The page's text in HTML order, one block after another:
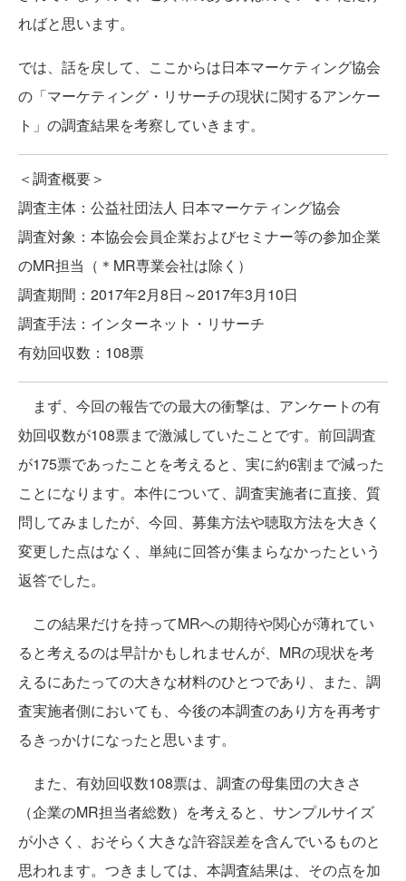
ればと思います。
では、話を戻して、ここからは日本マーケティング協会
の「マーケティング・リサーチの現状に関するアンケー
ト」の調査結果を考察していきます。
＜調査概要＞
調査主体：公益社団法人 日本マーケティング協会
調査対象：本協会会員企業およびセミナー等の参加企業
のMR担当（＊MR専業会社は除く）
調査期間：2017年2月8日～2017年3月10日
調査手法：インターネット・リサーチ
有効回収数：108票
まず、今回の報告での最大の衝撃は、アンケートの有
効回収数が108票まで激減していたことです。前回調査
が175票であったことを考えると、実に約6割まで減った
ことになります。本件について、調査実施者に直接、質
問してみましたが、今回、募集方法や聴取方法を大きく
変更した点はなく、単純に回答が集まらなかったという
返答でした。
この結果だけを持ってMRへの期待や関心が薄れてい
ると考えるのは早計かもしれませんが、MRの現状を考
えるにあたっての大きな材料のひとつであり、また、調
査実施者側においても、今後の本調査のあり方を再考す
るきっかけになったと思います。
また、有効回収数108票は、調査の母集団の大きさ
（企業のMR担当者総数）を考えると、サンプルサイズ
が小さく、おそらく大きな許容誤差を含んでいるものと
思われます。つきましては、本調査結果は、その点を加